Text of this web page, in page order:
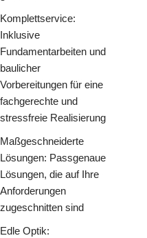
Komplettservice:
Inklusive
Fundamentarbeiten und
baulicher
Vorbereitungen für eine
fachgerechte und
stressfreie Realisierung
Maßgeschneiderte
Lösungen: Passgenaue
Lösungen, die auf Ihre
Anforderungen
zugeschnitten sind
Edle Optik: